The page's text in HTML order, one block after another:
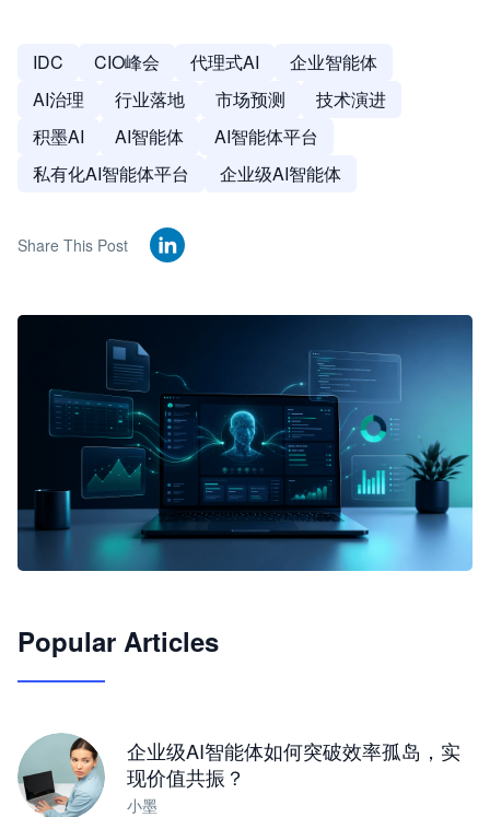
IDC CIO峰会 代理式AI
企业智能体
AI治理
行业落地 市场预测
技术演进
积墨AI
AI智能体
AI智能体平台
私有化AI智能体平台
企业级AI智能体
Share This Post
JimoClaw 桌面 AI Agent 工作台
Popular Articles
企业级AI智能体如何突破效率孤岛，实
现价值共振？
小墨